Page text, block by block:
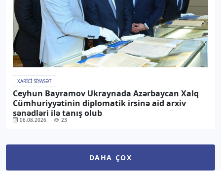
XARICI SIYASƏT
Ceyhun Bayramov Ukraynada Azərbaycan Xalq
Cümhuriyyətinin diplomatik irsinə aid arxiv
sənədləri ilə tanış olub
06.08.2026 23
DAHA ÇOX